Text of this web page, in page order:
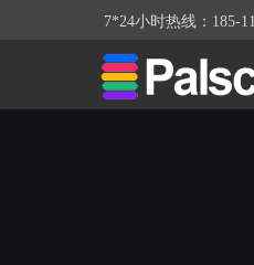
7*24小时热线：185-